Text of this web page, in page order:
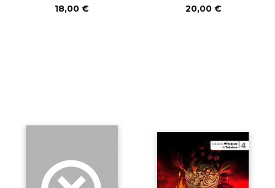
18,00 € 20,00 €